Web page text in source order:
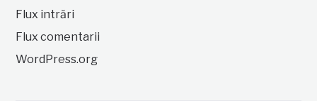
Flux intrări
Flux comentarii
WordPress.org